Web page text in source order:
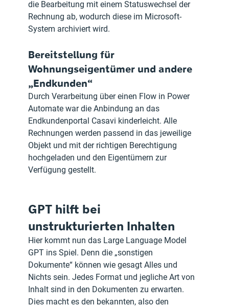
die Bearbeitung mit einem Statuswechsel der
Rechnung ab, wodurch diese im Microsoft-
System archiviert wird.
Bereitstellung für
Wohnungseigentümer und andere
„Endkunden“
Durch Verarbeitung über einen Flow in Power
Automate war die Anbindung an das
Endkundenportal Casavi kinderleicht. Alle
Rechnungen werden passend in das jeweilige
Objekt und mit der richtigen Berechtigung
hochgeladen und den Eigentümern zur
Verfügung gestellt.
GPT hilft bei
unstrukturierten Inhalten
Hier kommt nun das Large Language Model
GPT ins Spiel. Denn die „sonstigen
Dokumente“ können wie gesagt Alles und
Nichts sein. Jedes Format und jegliche Art von
Inhalt sind in den Dokumenten zu erwarten.
Dies macht es den bekannten, also den